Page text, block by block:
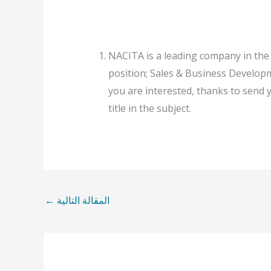
NACITA is a leading company in
position; Sales & Business
you are interested, thanks to send
title in the subject.
المقالة التالية ←